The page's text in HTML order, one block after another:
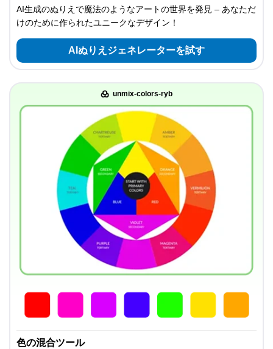
AI生成のぬりえで魔法のようなアートの世界を発見 – あなただ
けのために作られたユニークなデザイン！
AIぬりえジェネレーターを試す
unmix-colors-ryb
色の混合ツール